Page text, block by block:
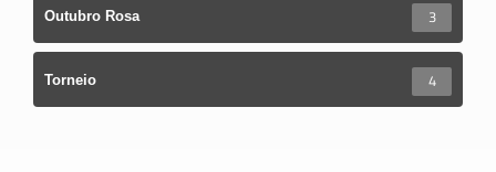
Outubro Rosa 3
Torneio 4